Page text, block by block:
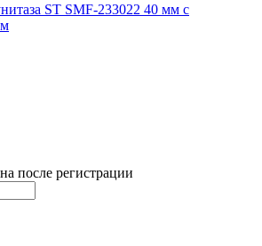
ST SMF-233022 40 мм с
после регистрации